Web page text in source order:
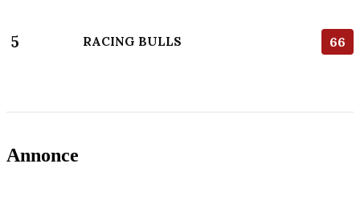
5 RACING BULLS 66
Annonce